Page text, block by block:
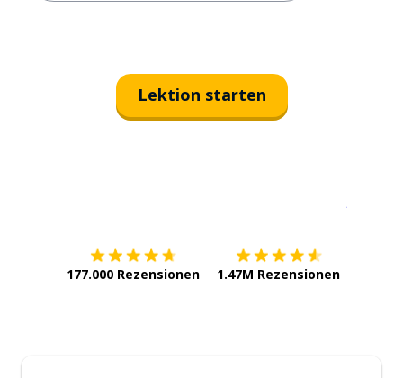
Lektion starten
177.000 Rezensionen 1.47M Rezensionen